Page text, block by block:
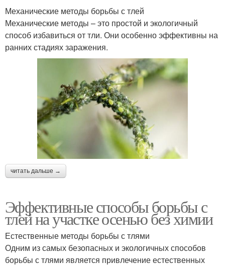
Механические методы борьбы с тлей
Механические методы – это простой и экологичный
способ избавиться от тли. Они особенно эффективны на
ранних стадиях заражения.
читать дальше →
Эффективные способы борьбы с
тлей на участке осенью без химии
Естественные методы борьбы с тлями
Одним из самых безопасных и экологичных способов
борьбы с тлями является привлечение естественных